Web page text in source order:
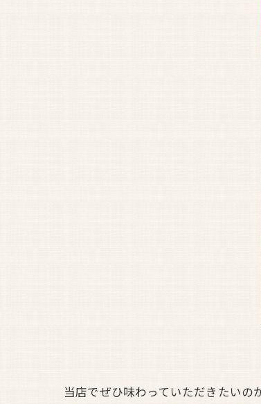
当店でぜひ味わっていただきたいのが